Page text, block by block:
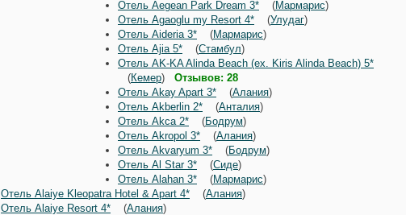
Отель Aegean Park Dream 3* (Мармарис)
Отель Agaoglu my Resort 4* (Улудаг)
Отель Aideria 3* (Мармарис)
Отель Ajia 5* (Стамбул)
Отель AK-KA Alinda Beach (ex. Kiris Alinda Beach) 5*
(Кемер) Отзывов: 28
Отель Akay Apart 3* (Алания)
Отель Akberlin 2* (Анталия)
Отель Akca 2* (Бодрум)
Отель Akropol 3* (Алания)
Отель Akvaryum 3* (Бодрум)
Отель Al Star 3* (Сиде)
Отель Alahan 3* (Мармарис)
Отель Alaiye Kleopatra Hotel & Apart 4* (Алания)
Отель Alaiye Resort 4* (Алания)